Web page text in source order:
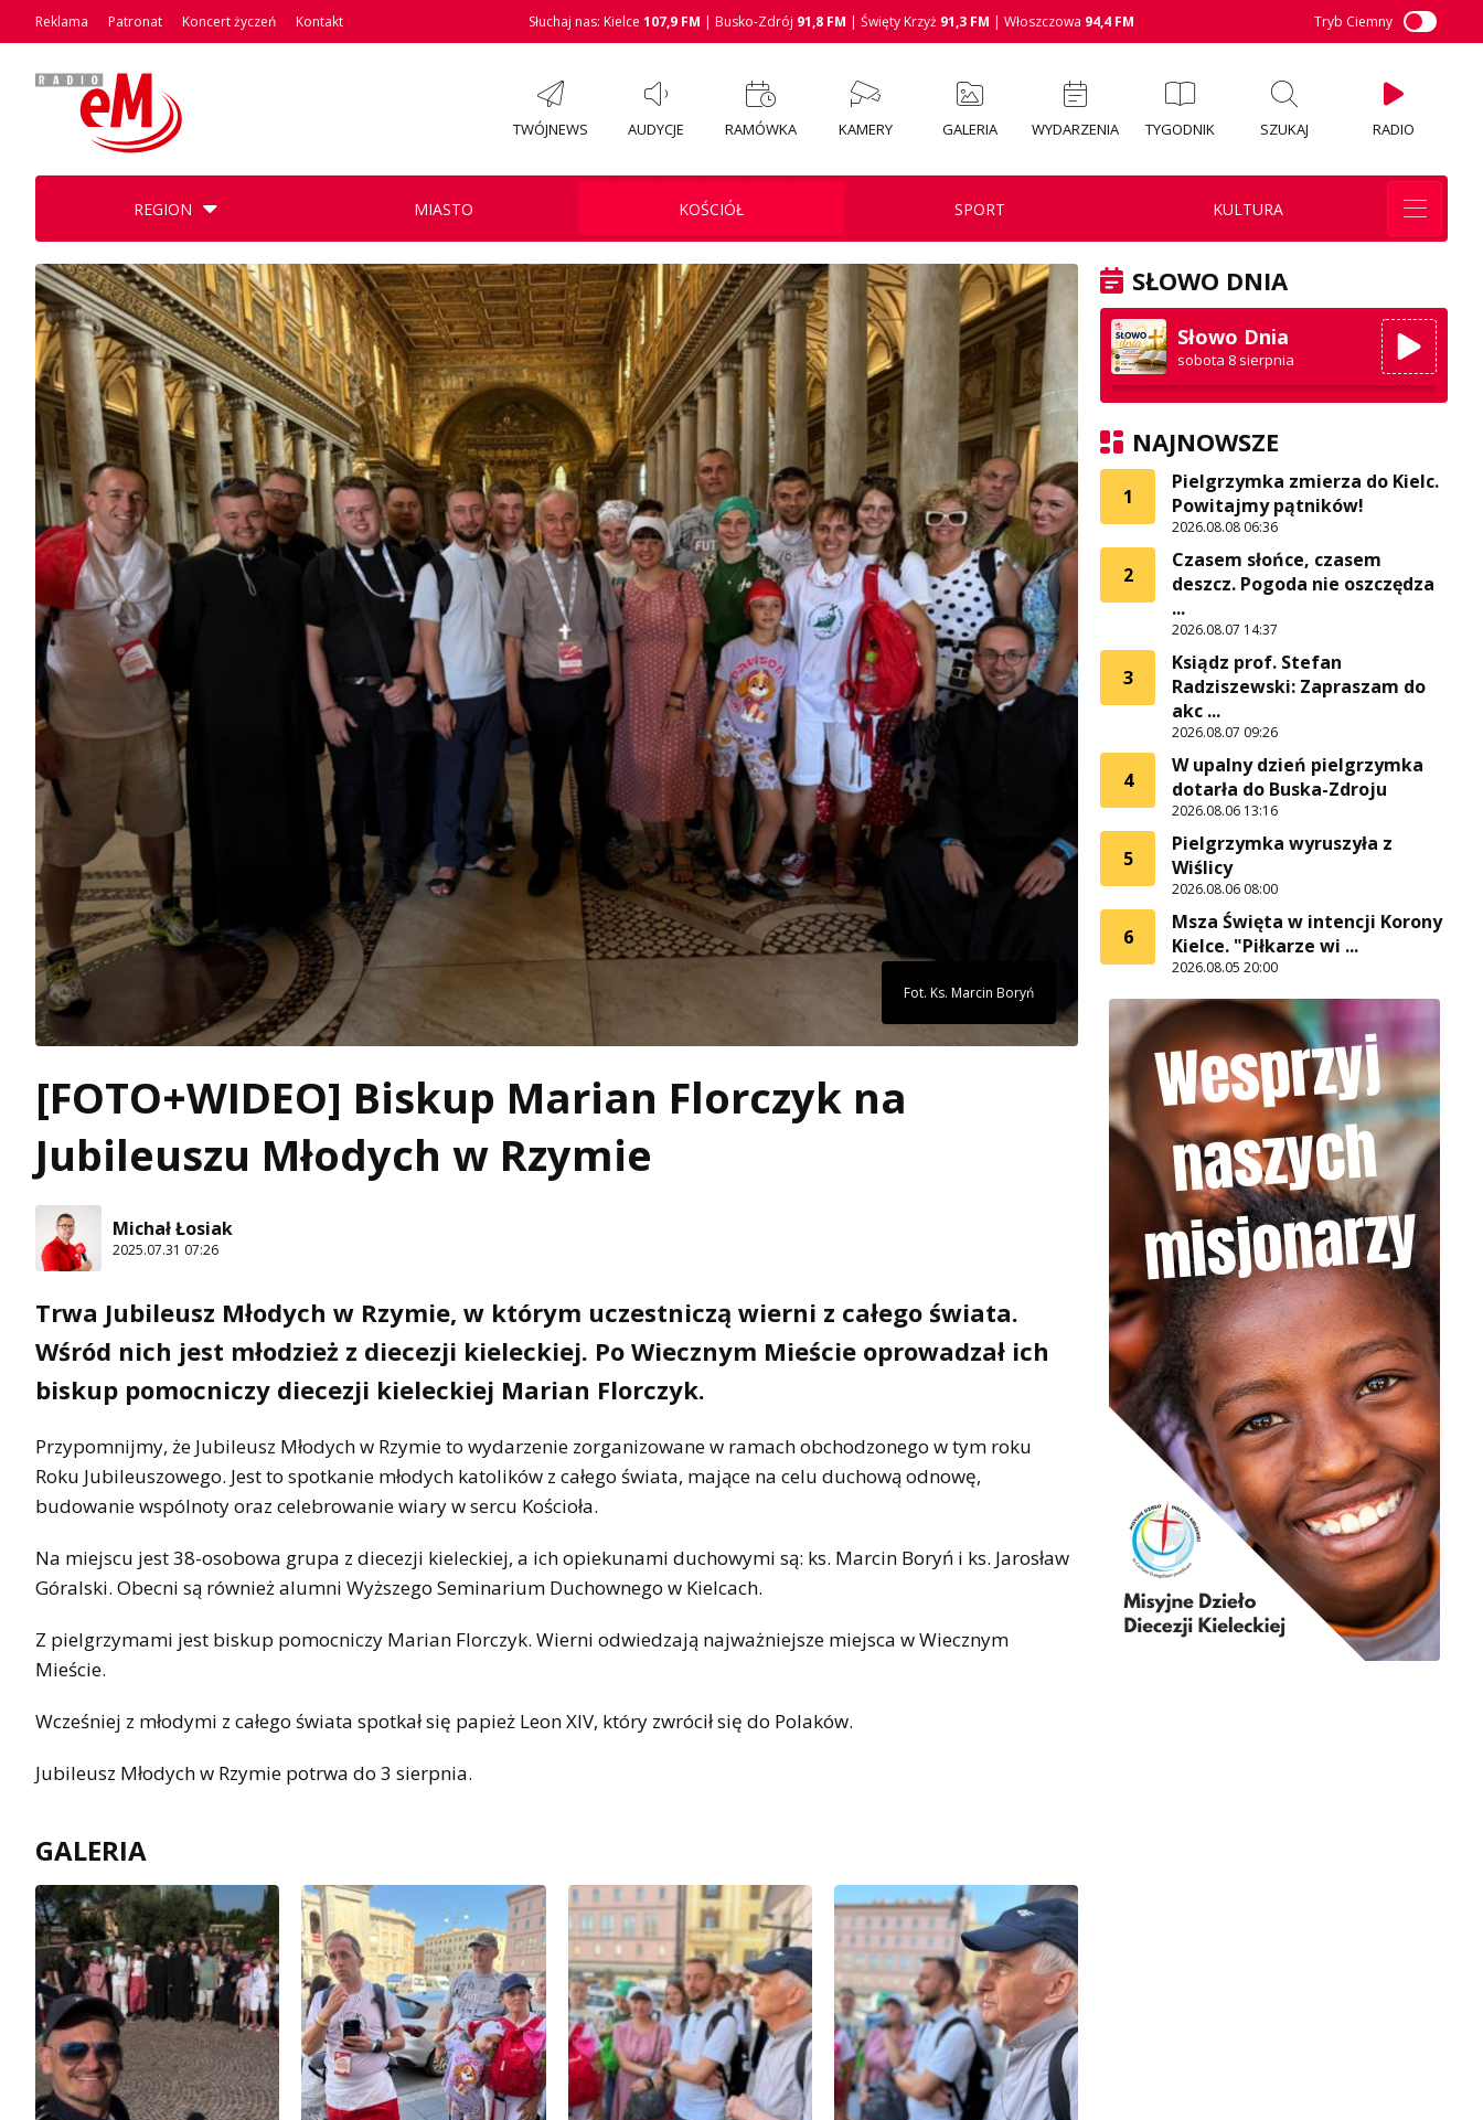
Reklama Patronat Koncert życzeń Kontakt Słuchaj nas: Kielce 107,9 FM | Busko-Zdrój 91,8 FM | Święty Krzyż 91,3 FM | Włoszczowa 94,4 FM Tryb Ciemny
TWÓJNEWS AUDYCJE RAMÓWKA KAMERY GALERIA WYDARZENIA TYGODNIK SZUKAJ RADIO
REGION MIASTO KOŚCIÓŁ SPORT KULTURA
Fot. Ks. Marcin Boryń
[FOTO+WIDEO] Biskup Marian Florczyk na
Jubileuszu Młodych w Rzymie
Michał Łosiak
2025.07.31 07:26
Trwa Jubileusz Młodych w Rzymie, w którym uczestniczą wierni z całego świata.
Wśród nich jest młodzież z diecezji kieleckiej. Po Wiecznym Mieście oprowadzał ich
biskup pomocniczy diecezji kieleckiej Marian Florczyk.
Przypomnijmy, że Jubileusz Młodych w Rzymie to wydarzenie zorganizowane w ramach obchodzonego w tym roku
Roku Jubileuszowego. Jest to spotkanie młodych katolików z całego świata, mające na celu duchową odnowę,
budowanie wspólnoty oraz celebrowanie wiary w sercu Kościoła.
Na miejscu jest 38-osobowa grupa z diecezji kieleckiej, a ich opiekunami duchowymi są: ks. Marcin Boryń i ks. Jarosław
Góralski. Obecni są również alumni Wyższego Seminarium Duchownego w Kielcach.
Z pielgrzymami jest biskup pomocniczy Marian Florczyk. Wierni odwiedzają najważniejsze miejsca w Wiecznym
Mieście.
Wcześniej z młodymi z całego świata spotkał się papież Leon XIV, który zwrócił się do Polaków.
Jubileusz Młodych w Rzymie potrwa do 3 sierpnia.
GALERIA
SŁOWO DNIA
Słowo Dnia
sobota 8 sierpnia
NAJNOWSZE
1
Pielgrzymka zmierza do Kielc.
Powitajmy pątników!
2026.08.08 06:36
2
Czasem słońce, czasem
deszcz. Pogoda nie oszczędza
...
2026.08.07 14:37
3
Ksiądz prof. Stefan
Radziszewski: Zapraszam do
akc ...
2026.08.07 09:26
4
W upalny dzień pielgrzymka
dotarła do Buska-Zdroju
2026.08.06 13:16
5
Pielgrzymka wyruszyła z
Wiślicy
2026.08.06 08:00
6
Msza Święta w intencji Korony
Kielce. "Piłkarze wi ...
2026.08.05 20:00